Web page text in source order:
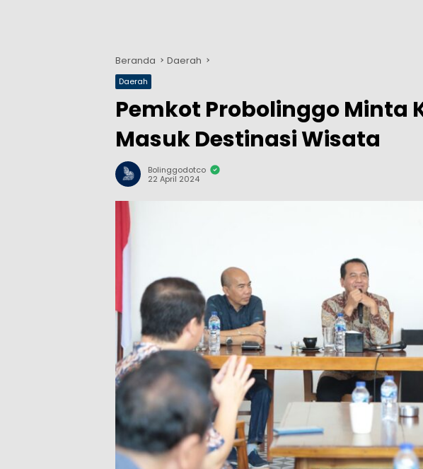
Beranda Daerah
Daerah
Pemkot Probolinggo Minta
Masuk Destinasi Wisata
Bolinggodotco
22 April 2024